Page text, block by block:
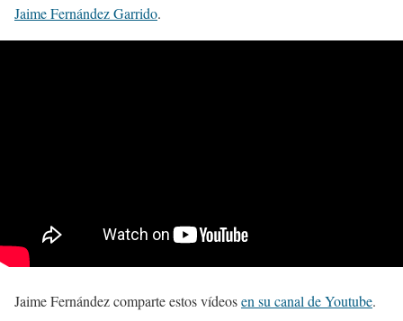
Jaime Fernández Garrido.
Jaime Fernández comparte estos vídeosen su canal de Youtube.